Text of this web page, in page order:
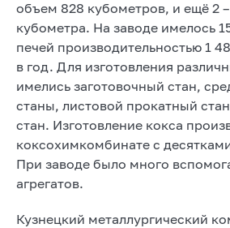
объем 828 кубометров, и ещё 2
кубометра. На заводе имелось
печей производительностью 1
в год. Для изготовления
имелись заготовочный стан,
станы, листовой прокатный
стан. Изготовление кокса
коксохимкомбинате с
При заводе было много
агрегатов.
Кузнецкий металлургический